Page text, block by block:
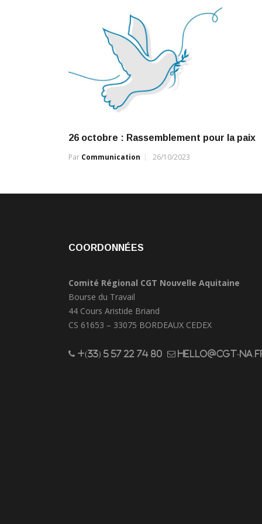
26 octobre : Rassemblement pour la paix
Par Communication 26/10/2023
COORDONNÉES
Comité Régional CGT Nouvelle Aquitaine
Bourse du Travail
44 Cours Aristide Briand
CS 61653 – 33075 BORDEAUX CEDEX
+(33) 5 57 22 74 80 hello@cgt-